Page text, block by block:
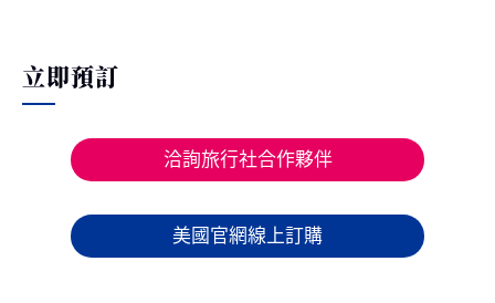
立即預訂
洽詢旅行社合作夥伴
美國官網線上訂購